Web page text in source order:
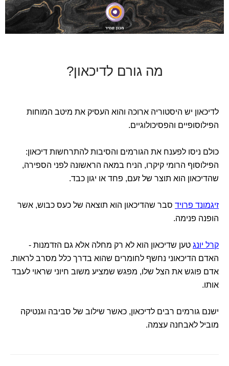
מה גורם לדיכאון?
לדיכאון יש היסטוריה ארוכה והוא העסיק את מיטב המוחות
הפילוסופיים והפסיכולוגיים.
כולם ניסו לפענח את הגורמים והסיבות להתרחשות דיכאון:
הפילוסוף הרומי קיקרו, הניח במאה הראשונה לפני הספירה,
שהדיכאון הוא תוצר של זעם, פחד או יגון כבד.
זיגמונד פרויד סבר שהדיכאון הוא תוצאה של כעס כבוש, אשר
הופנה פנימה.
קרל יונג טען שדיכאון הוא לא רק מחלה אלא גם הזדמנות -
האדם הדיכאוני נחשף לחומרים שהוא בדרך כלל מסרב לראות.
אדם פוגש את הצל שלו, מפגש שמציע משוב חיוני שראוי לעבד
אותו.
ישנם גורמים רבים לדיכאון, כאשר שילוב של סביבה וגנטיקה
מוביל לאבחנה עצמה.